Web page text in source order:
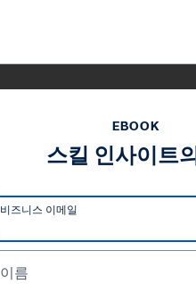
EBOOK
스킬 인사이트
비즈니스 이메일
이름